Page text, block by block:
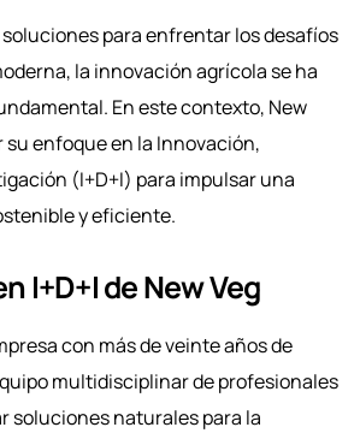
soluciones para enfrentar los desafíos
la innovación agrícola se ha
En este contexto, New
su enfoque en la Innovación,
(I+D+I) para impulsar una
y eficiente.
I+D+I de New Veg
con más de veinte años de
multidisciplinar de profesionales
soluciones naturales para la